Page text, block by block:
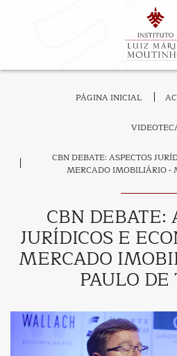
PÁGINA INICIAL
CBN DEBATE: ASPECTOS
MERCADO IMOBILIÁRIO -
CBN DEBATE:
JURÍDICOS E
MERCADO
PAULO DE